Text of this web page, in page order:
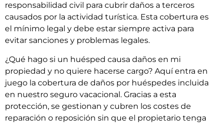
responsabilidad civil para cubrir daños a terceros
causados por la actividad turística. Esta cobertura es
el mínimo legal y debe estar siempre activa para
evitar sanciones y problemas legales.
¿Qué hago si un huésped causa daños en mi
propiedad y no quiere hacerse cargo? Aquí entra en
juego la cobertura de daños por huéspedes incluida
en nuestro seguro vacacional. Gracias a esta
protección, se gestionan y cubren los costes de
reparación o reposición sin que el propietario tenga